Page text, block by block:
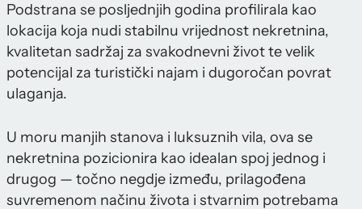
Podstrana se posljednjih godina profilirala kao
lokacija koja nudi stabilnu vrijednost nekretnina,
kvalitetan sadržaj za svakodnevni život te velik
potencijal za turistički najam i dugoročan povrat
ulaganja.
U moru manjih stanova i luksuznih vila, ova se
nekretnina pozicionira kao idealan spoj jednog i
drugog — točno negdje između, prilagođena
suvremenom načinu života i stvarnim potrebama